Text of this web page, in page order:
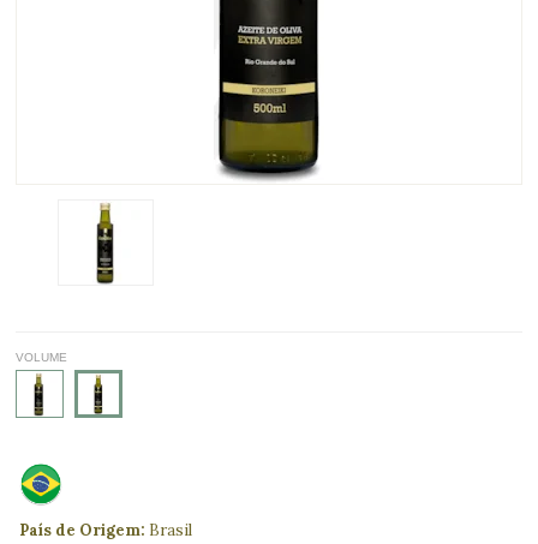
VOLUME
País de Origem: Brasil